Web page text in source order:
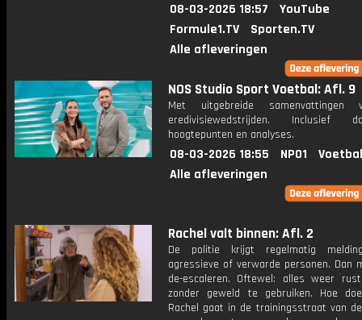
08-03-2026 18:57
YouTube
Formule1.TV
Sporten.TV
Alle afleveringen
NOS Studio Sport Voetbal: Afl. 9
Met uitgebreide samenvattingen
eredivisiewedstrijden. Inclusief
hoogtepunten en analyses.
08-03-2026 18:55 NPO1
Alle afleveringen
Rachel valt binnen: Afl. 2
De politie krijgt regelmatig
agressieve of verwarde personen. Dan
de-escaleren. Oftewel: alles weer
zonder geweld te gebruiken. Hoe
Rachel gaat in de trainingsstraat van